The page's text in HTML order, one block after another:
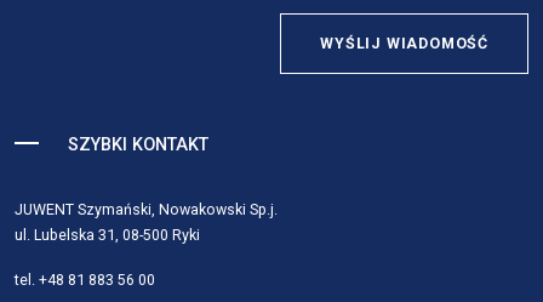
SZYBKI KONTAKT
JUWENT Szymański, Nowakowski Sp.j.
ul. Lubelska 31, 08-500 Ryki
tel. +48 81 883 56 00
WYŚLIJ WIADOMOŚĆ